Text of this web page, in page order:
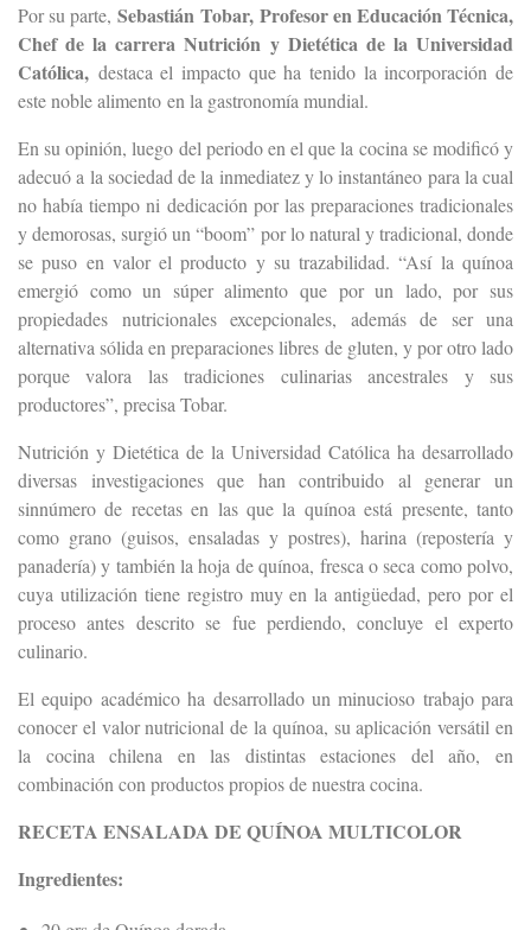
Por su parte, Sebastián Tobar, Profesor en Educación Técnica,
Chef de la carrera Nutrición y Dietética de la Universidad
Católica, destaca el impacto que ha tenido la incorporación de
este noble alimento en la gastronomía mundial.
En su opinión, luego del periodo en el que la cocina se modificó y
adecuó a la sociedad de la inmediatez y lo instantáneo para la cual
no había tiempo ni dedicación por las preparaciones tradicionales
y demorosas, surgió un “boom” por lo natural y tradicional, donde
se puso en valor el producto y su trazabilidad. “Así la quínoa
emergió como un súper alimento que por un lado, por sus
propiedades nutricionales excepcionales, además de ser una
alternativa sólida en preparaciones libres de gluten, y por otro lado
porque valora las tradiciones culinarias ancestrales y sus
productores”, precisa Tobar.
Nutrición y Dietética de la Universidad Católica ha desarrollado
diversas investigaciones que han contribuido al generar un
sinnúmero de recetas en las que la quínoa está presente, tanto
como grano (guisos, ensaladas y postres), harina (repostería y
panadería) y también la hoja de quínoa, fresca o seca como polvo,
cuya utilización tiene registro muy en la antigüedad, pero por el
proceso antes descrito se fue perdiendo, concluye el experto
culinario.
El equipo académico ha desarrollado un minucioso trabajo para
conocer el valor nutricional de la quínoa, su aplicación versátil en
la cocina chilena en las distintas estaciones del año, en
combinación con productos propios de nuestra cocina.
RECETA ENSALADA DE QUÍNOA MULTICOLOR
Ingredientes: